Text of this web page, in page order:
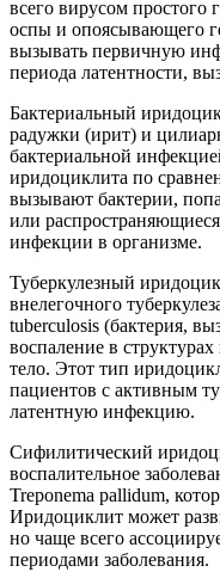
всего вирусом простого
оспы и опоясывающего
вызывать первичную
периода латентности,
Бактериальный
радужки (ирит) и
бактериальной
иридоциклита по
вызывают бактерии,
или
инфекции в организме.
Туберкулезный
внелегочного
tuberculosis (бактерия,
воспаление в
тело. Этот тип
пациентов с активным
латентную инфекцию.
Сифилитический
воспалительное
Treponema pallidum,
Иридоциклит может
но чаще всего
периодами заболевания.